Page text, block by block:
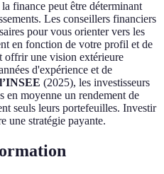
finance peut être déterminant
Les conseillers financiers
pour vous orienter vers les
en fonction de votre profil et de
offrir une vision extérieure
d'expérience et de
l’INSEE (2025), les investisseurs
en moyenne un rendement de
seuls leurs portefeuilles. Investir
une stratégie payante.